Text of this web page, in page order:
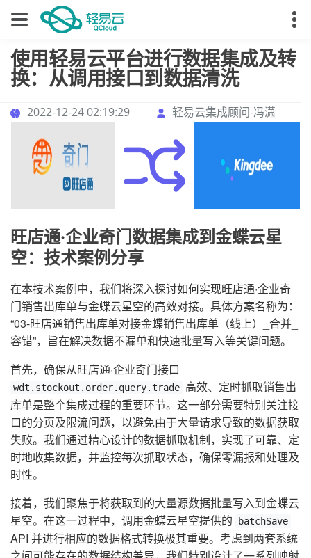
使用轻易云平台进行数据集成及转
换：从调用接口到数据清洗
2022-12-24 02:19:29 轻易云集成顾问-冯潇
旺店通·企业奇门数据集成到金蝶云星
空：技术案例分享
在本技术案例中，我们将深入探讨如何实现旺店通·企业奇
门销售出库单与金蝶云星空的高效对接。具体方案名称为：
“03-旺店通销售出库单对接金蝶销售出库单（线上）_合并_
容错”，旨在解决数据不漏单和快速批量写入等关键问题。
首先，确保从旺店通·企业奇门接口
wdt.stockout.order.query.trade 高效、定时抓取销售出
库单是整个集成过程的重要环节。这一部分需要特别关注接
口的分页及限流问题，以避免由于大量请求导致的数据获取
失败。我们通过精心设计的数据抓取机制，实现了可靠、定
时地收集数据，并监控每次抓取状态，确保零漏报和处理及
时性。
接着，我们聚焦于将获取到的大量源数据批量写入到金蝶云
星空。在这一过程中，调用金蝶云星空提供的
batchSave
API 并进行相应的数据格式转换极其重要。考虑到两套系统